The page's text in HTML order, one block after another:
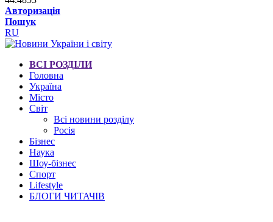
Авторизація
Пошук
RU
ВСІ РОЗДІЛИ
Головна
Україна
Місто
Світ
Всі новини розділу
Росія
Бізнес
Наука
Шоу-бізнес
Спорт
Lifestyle
БЛОГИ ЧИТАЧІВ